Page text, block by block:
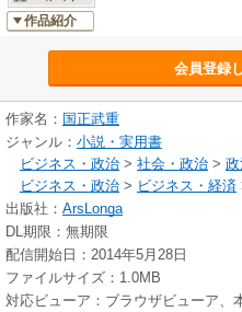
作品紹介
会員登録
作家名： 国正武重
ジャンル： 小説・実用書
ビジネス・政治 > 社会・政治 >
ビジネス・政治 > ビジネス・経済
出版社： ArsLonga
DL期限：無期限
配信開始日：2014年5月28日
ファイルサイズ：1.0MB
対応ビューア：ブラウザビューア、